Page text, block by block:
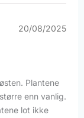
20/08/2025
Plantene
enn vanlig.
lot ikke